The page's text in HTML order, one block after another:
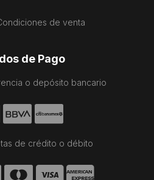
de venta
de Pago
o depósito bancario
de crédito o débito